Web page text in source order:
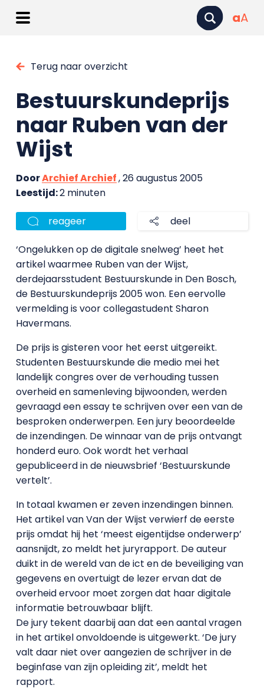
aA
Terug naar overzicht
Bestuurskundeprijs
naar Ruben van der
Wijst
DoorArchief Archief, 26 augustus 2005
Leestijd:2 minuten
reageer deel
‘Ongelukken op de digitale snelweg’ heet het
artikel waarmee Ruben van der Wijst,
derdejaarsstudent Bestuurskunde in Den Bosch,
de Bestuurskundeprijs 2005 won. Een eervolle
vermelding is voor collegastudent Sharon
Havermans.
De prijs is gisteren voor het eerst uitgereikt.
Studenten Bestuurskunde die medio mei het
landelijk congres over de verhouding tussen
overheid en samenleving bijwoonden, werden
gevraagd een essay te schrijven over een van de
besproken onderwerpen. Een jury beoordeelde
de inzendingen. De winnaar van de prijs ontvangt
honderd euro. Ook wordt het verhaal
gepubliceerd in de nieuwsbrief ‘Bestuurskunde
vertelt’.
In totaal kwamen er zeven inzendingen binnen.
Het artikel van Van der Wijst verwierf de eerste
prijs omdat hij het ‘meest eigentijdse onderwerp’
aansnijdt, zo meldt het juryrapport. De auteur
duikt in de wereld van de ict en de beveiliging van
gegevens en overtuigt de lezer ervan dat de
overheid ervoor moet zorgen dat haar digitale
informatie betrouwbaar blijft.
De jury tekent daarbij aan dat een aantal vragen
in het artikel onvoldoende is uitgewerkt. ‘De jury
valt daar niet over aangezien de schrijver in de
beginfase van zijn opleiding zit’, meldt het
rapport.